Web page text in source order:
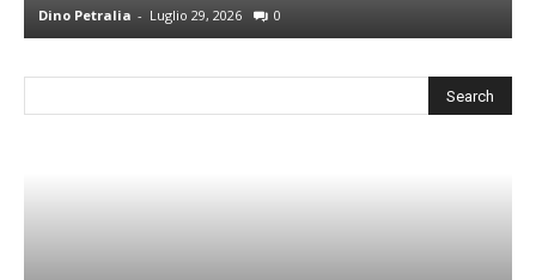
Dino Petralia - Luglio 29, 2026 0